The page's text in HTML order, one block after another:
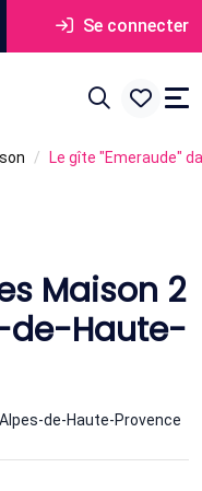
Se connecter
Le gîte "Emeraude"
Maison 2
de-Haute-
de-Haute-Provence